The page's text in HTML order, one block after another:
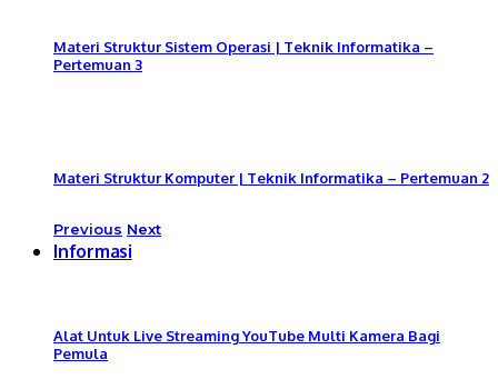
Materi Struktur Sistem Operasi | Teknik Informatika –
Pertemuan 3
Materi Struktur Komputer | Teknik Informatika – Pertemuan 2
Previous Next
Informasi
Alat Untuk Live Streaming YouTube Multi Kamera Bagi
Pemula